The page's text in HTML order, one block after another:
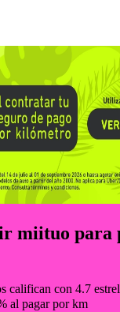
05-00 ó
miituo para
califican con 4.7
al pagar por km